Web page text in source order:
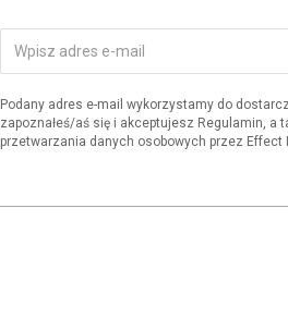
Podany adres e-mail wykorzystamy do
zapoznałeś/aś się i akceptujesz Regulamin,
przetwarzania danych osobowych przez Effect